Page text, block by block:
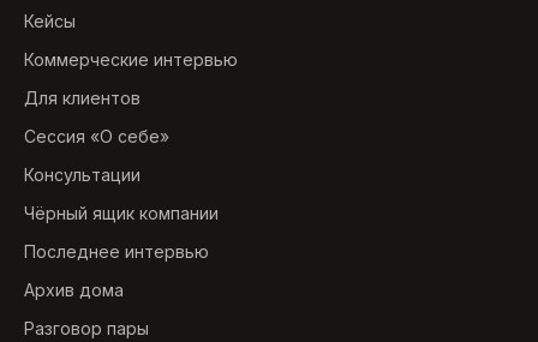
Кейсы
Коммерческие интервью
Для клиентов
Сессия «О себе»
Консультации
Чёрный ящик компании
Последнее интервью
Архив дома
Разговор пары